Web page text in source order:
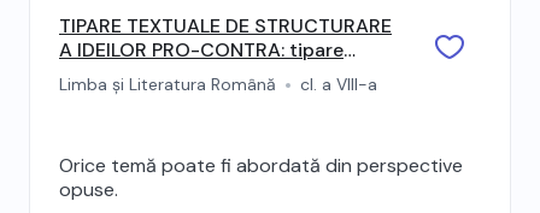
TIPARE TEXTUALE DE STRUCTURARE
A IDEILOR PRO-CONTRA: tipare
textuale de structurare a ideilor pro-
contra
Limba și Literatura Română cl. a VIII-a
Orice temă poate fi abordată din perspective
opuse.